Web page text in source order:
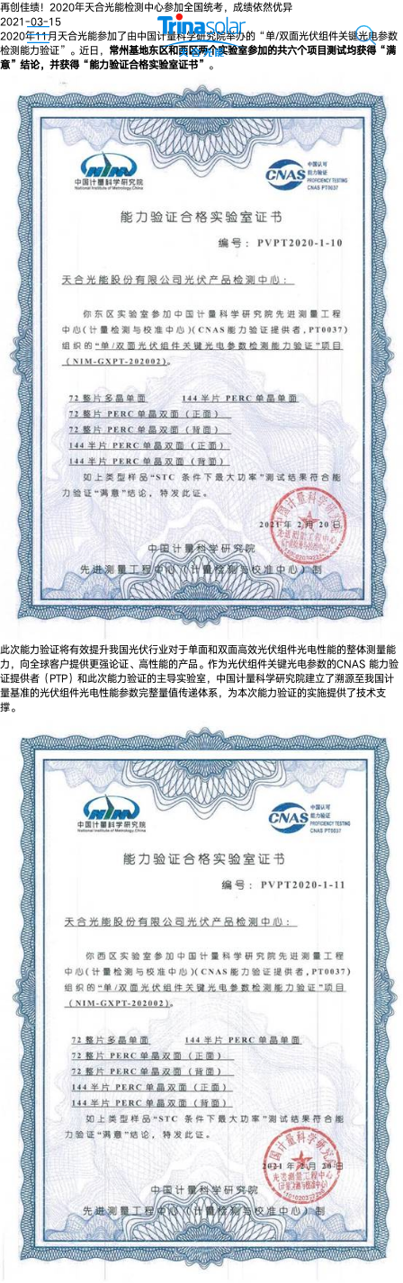
再创佳绩！2020年天合光能检测中心参加全国统考，成绩依然优异
2021-03-15
2020年11月天合光能参加了由中国计量科学研究院举办的“单/双面光伏组件关键光电参数
检测能力验证”。近日， 常州基地东区和西区两个实验室参加的共六个项目测试均获得“满
意”结论，并获得“能力验证合格实验室证书” 。
此次能力验证将有效提升我国光伏行业对于单面和双面高效光伏组件光电性能的整体测量能
力，向全球客户提供更强论证、高性能的产品。作为光伏组件关键光电参数的CNAS 能力验
证提供者（PTP）和此次能力验证的主导实验室，中国计量科学研究院建立了溯源至我国计
量基准的光伏组件光电性能参数完整量值传递体系，为本次能力验证的实施提供了技术支
撑。